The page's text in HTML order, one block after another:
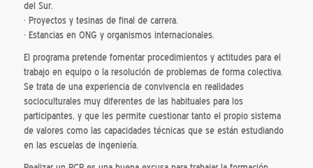
del Sur.
· Proyectos y tesinas de final de carrera.
· Estancias en ONG y organismos internacionales.
El programa pretende fomentar procedimientos y actitudes para el
trabajo en equipo o la resolución de problemas de forma colectiva.
Se trata de una experiencia de convivencia en realidades
socioculturales muy diferentes de las habituales para los
participantes, y que les permite cuestionar tanto el propio sistema
de valores como las capacidades técnicas que se están estudiando
en las escuelas de ingeniería.